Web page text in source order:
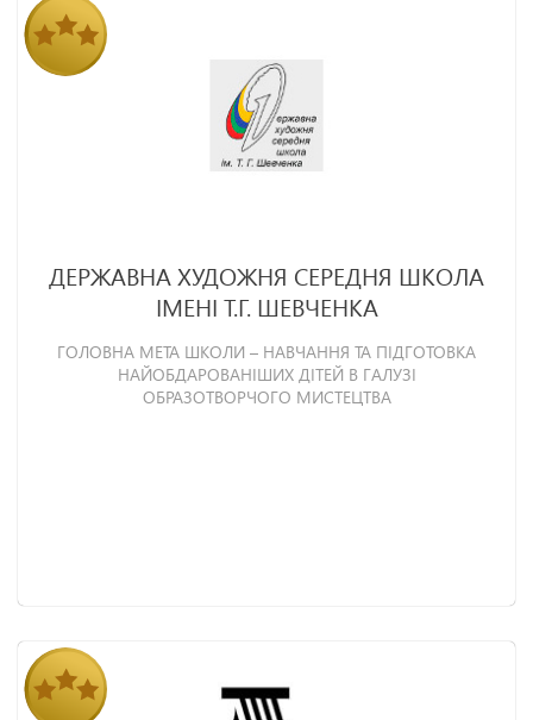
ДЕРЖАВНА ХУДОЖНЯ СЕРЕДНЯ ШКОЛА
ІМЕНІ Т.Г. ШЕВЧЕНКА
ГОЛОВНА МЕТА ШКОЛИ – НАВЧАННЯ ТА ПІДГОТОВКА
НАЙОБДАРОВАНІШИХ ДІТЕЙ В ГАЛУЗІ
ОБРАЗОТВОРЧОГО МИСТЕЦТВА